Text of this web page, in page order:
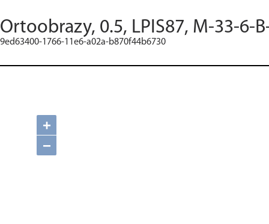
Ortoobrazy, 0.5, LPIS87, M-33-6-
9ed63400-1766-11e6-a02a-b870f44b6730
+
−